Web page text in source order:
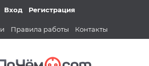
Вход Регистрация
Правила работы Контакты